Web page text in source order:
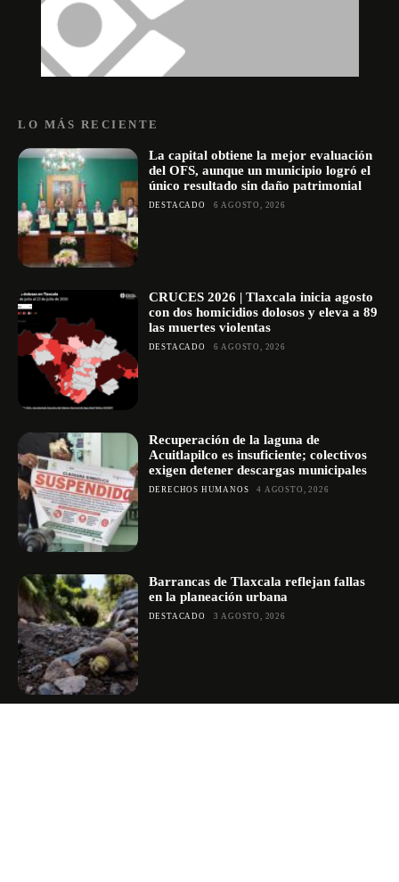
LO MÁS RECIENTE
La capital obtiene la mejor evaluación
del OFS, aunque un municipio logró el
único resultado sin daño patrimonial
DESTACADO 6 AGOSTO, 2026
CRUCES 2026 | Tlaxcala inicia agosto
con dos homicidios dolosos y eleva a 89
las muertes violentas
DESTACADO 6 AGOSTO, 2026
Recuperación de la laguna de
Acuitlapilco es insuficiente; colectivos
exigen detener descargas municipales
DERECHOS HUMANOS 4 AGOSTO, 2026
Barrancas de Tlaxcala reflejan fallas
en la planeación urbana
DESTACADO 3 AGOSTO, 2026